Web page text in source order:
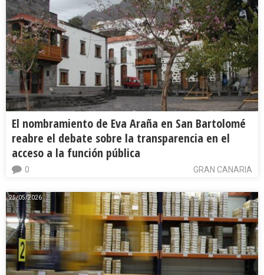
El nombramiento de Eva Araña en San Bartolomé
reabre el debate sobre la transparencia en el
acceso a la función pública
GRAN CANARIA
0
25/05/2026